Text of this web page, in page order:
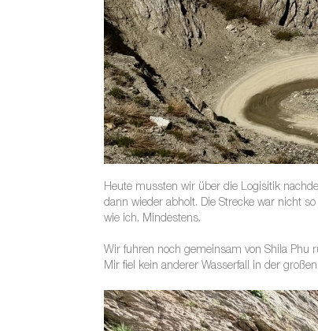
Heute mussten wir über die Logisitik
dann wieder abholt. Die Strecke war nicht
wie ich. Mindestens.
Wir fuhren noch gemeinsam von Shila Phu
Mir fiel kein anderer Wasserfall in der